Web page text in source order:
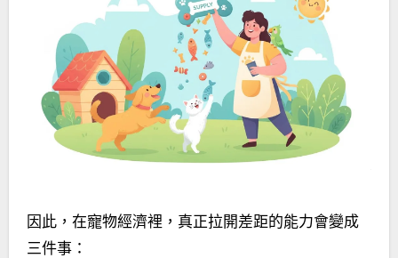
因此，在寵物經濟裡，真正拉開差距的能力會變成
三件事：